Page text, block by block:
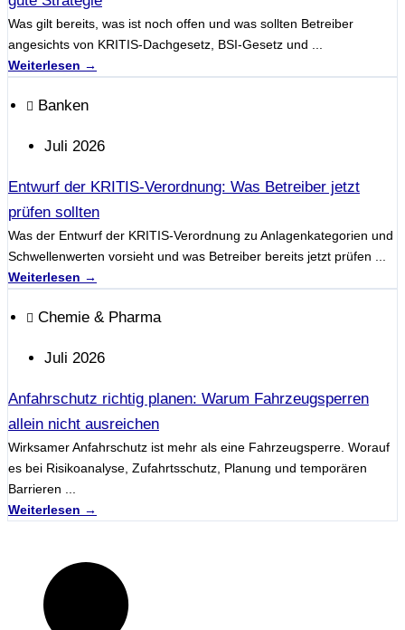
Was gilt bereits, was ist noch offen und was sollten Betreiber
angesichts von KRITIS-Dachgesetz, BSI-Gesetz und ...
Weiterlesen →
Banken
Juli 2026
Entwurf der KRITIS-Verordnung: Was Betreiber jetzt
prüfen sollten
Was der Entwurf der KRITIS-Verordnung zu Anlagenkategorien und
Schwellenwerten vorsieht und was Betreiber bereits jetzt prüfen ...
Weiterlesen →
Chemie & Pharma
Juli 2026
Anfahrschutz richtig planen: Warum Fahrzeugsperren
allein nicht ausreichen
Wirksamer Anfahrschutz ist mehr als eine Fahrzeugsperre. Worauf
es bei Risikoanalyse, Zufahrtsschutz, Planung und temporären
Barrieren ...
Weiterlesen →